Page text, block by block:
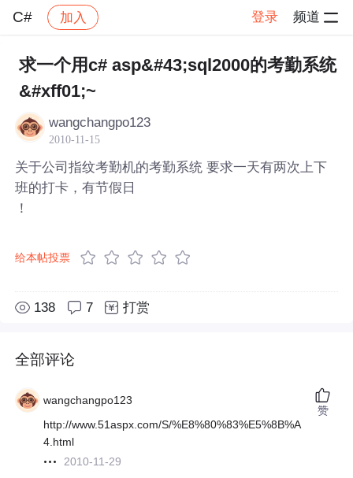
C# 加入 登录 频道
社区 C#
求一个用c# asp&#43;sql2000的考勤系统
&#xff01;~
wangchangpo123
2010-11-15
关于公司指纹考勤机的考勤系统 要求一天有两次上下
班的打卡，有节假日
！
给本帖投票
138 7 打赏
全部评论
wangchangpo123
http://www.51aspx.com/S/%E8%80%83%E5%8B%A
4.html
2010-11-29
赞